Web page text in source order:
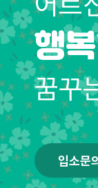
행
꿈꾸
입소